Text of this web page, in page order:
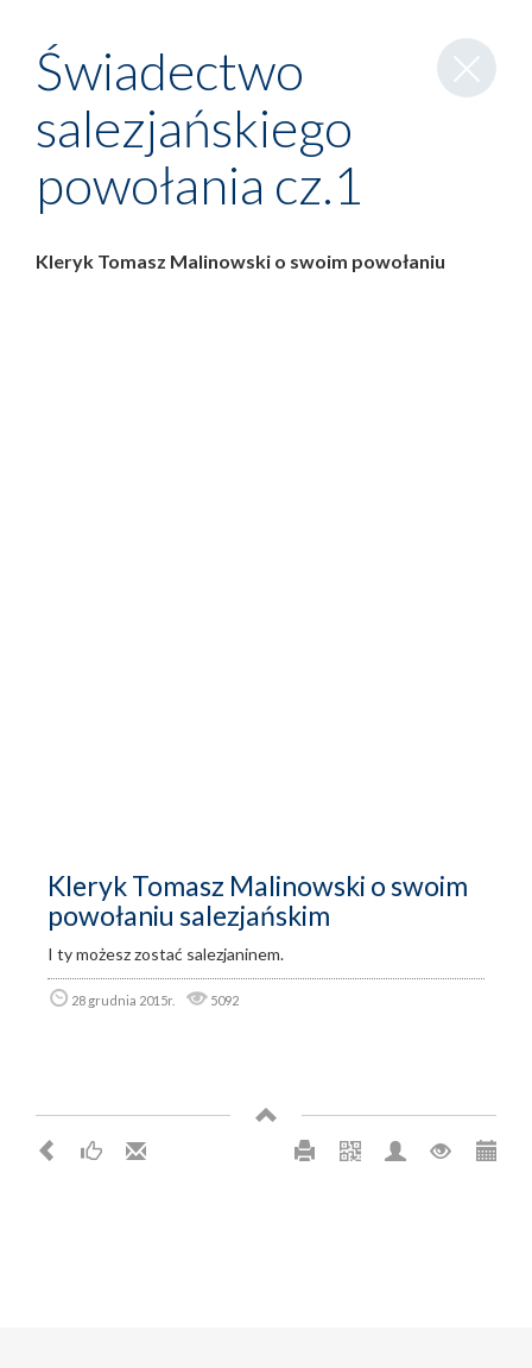
Zamknij
wpis
Świadectwo
salezjańskiego
powołania cz.1
Kleryk Tomasz Malinowski o swoim powołaniu
Kleryk Tomasz Malinowski o swoim
powołaniu salezjańskim
I ty możesz zostać salezjaninem.
28 grudnia 2015r. 5092